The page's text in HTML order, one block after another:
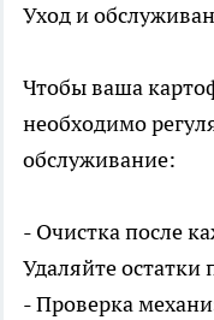
Уход и
Чтобы ваша
необходимо
обслуживание:
- Очистка после
Удаляйте остатки
- Проверка